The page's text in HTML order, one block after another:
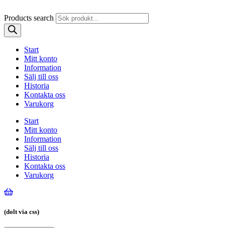
Products search
Start
Mitt konto
Information
Sälj till oss
Historia
Kontakta oss
Varukorg
Start
Mitt konto
Information
Sälj till oss
Historia
Kontakta oss
Varukorg
(dolt via css)